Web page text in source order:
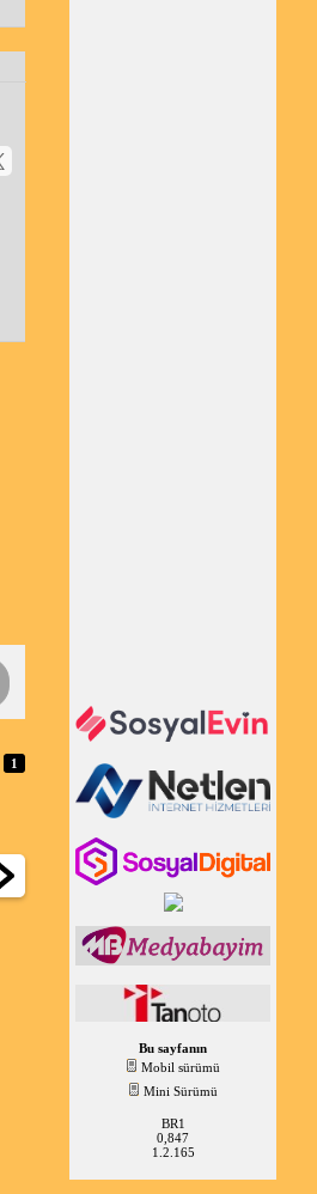
1
mavic 4 pro fiyat gözlüklü drone
Bu sayfanın
Mobil sürümü
Mini Sürümü
BR1
0,847
1.2.165